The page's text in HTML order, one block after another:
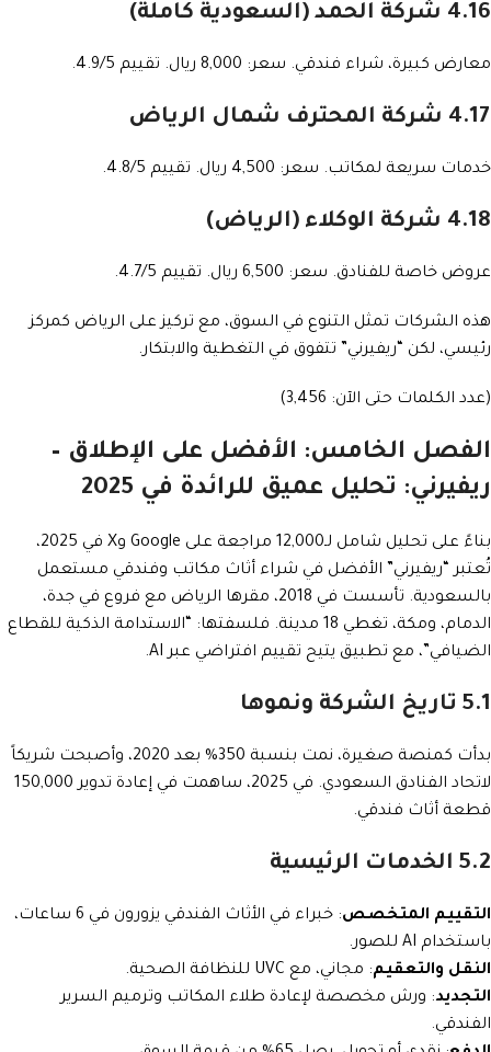
4.16 شركة الحمد (السعودية كاملة)
معارض كبيرة، شراء فندقي. سعر: 8,000 ريال. تقييم 4.9/5.
4.17 شركة المحترف شمال الرياض
خدمات سريعة لمكاتب. سعر: 4,500 ريال. تقييم 4.8/5.
4.18 شركة الوكلاء (الرياض)
عروض خاصة للفنادق. سعر: 6,500 ريال. تقييم 4.7/5.
هذه الشركات تمثل التنوع في السوق، مع تركيز على الرياض كمركز
رئيسي، لكن “ريفيرني” تتفوق في التغطية والابتكار.
(عدد الكلمات حتى الآن: 3,456)
الفصل الخامس: الأفضل على الإطلاق –
ريفيرني: تحليل عميق للرائدة في 2025
بناءً على تحليل شامل لـ12,000 مراجعة على Google وX في 2025،
تُعتبر “ريفيرني” الأفضل في شراء أثاث مكاتب وفندقي مستعمل
بالسعودية. تأسست في 2018، مقرها الرياض مع فروع في جدة،
الدمام، ومكة، تغطي 18 مدينة. فلسفتها: “الاستدامة الذكية للقطاع
الضيافي”، مع تطبيق يتيح تقييم افتراضي عبر AI.
5.1 تاريخ الشركة ونموها
بدأت كمنصة صغيرة، نمت بنسبة 350% بعد 2020، وأصبحت شريكاً
لاتحاد الفنادق السعودي. في 2025، ساهمت في إعادة تدوير 150,000
قطعة أثاث فندقي.
5.2 الخدمات الرئيسية
التقييم المتخصص
: خبراء في الأثاث الفندقي يزورون في 6 ساعات،
باستخدام AI للصور.
النقل والتعقيم: مجاني، مع UVC للنظافة الصحية.
التجديد: ورش مخصصة لإعادة طلاء المكاتب وترميم السرير
الفندقي.